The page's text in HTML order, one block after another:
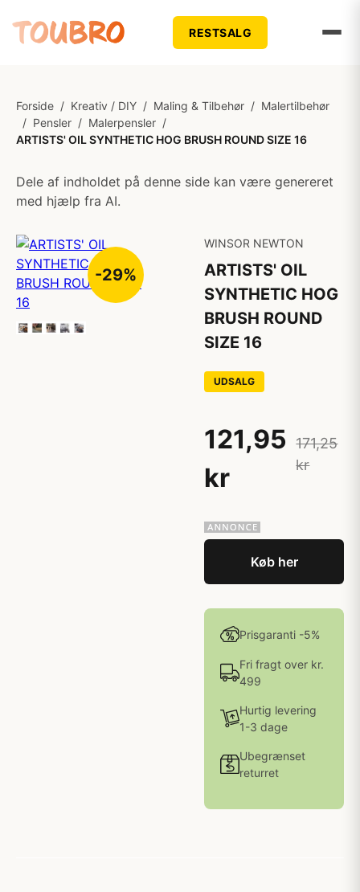
RESTSALG
Forside / Kreativ / DIY / Maling & Tilbehør / Malertilbehør
/ Pensler / Malerpensler /
ARTISTS' OIL SYNTHETIC HOG BRUSH ROUND SIZE 16
Dele af indholdet på denne side kan være genereret
med hjælp fra AI.
-29%
WINSOR NEWTON
ARTISTS' OIL
SYNTHETIC HOG
BRUSH ROUND
SIZE 16
UDSALG
121,95
kr
171,25
kr
Køb her
Prisgaranti -5%
Fri fragt over kr.
499
Hurtig levering
1-3 dage
Ubegrænset
returret